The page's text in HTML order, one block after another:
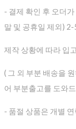
- 결제 확인 후 오더
말 및 공휴일 제외)
제작 상황에 따라 입
( 그 외 부분 배송을
어 부분출고를 도와
- 품절 상품은 개별